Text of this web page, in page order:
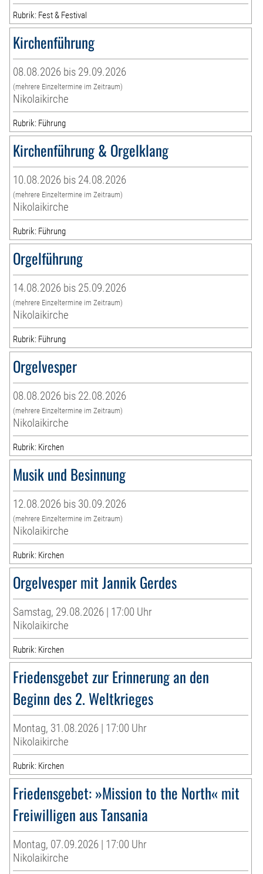
Rubrik: Fest & Festival
Kirchenführung
08.08.2026 bis 29.09.2026
(mehrere Einzeltermine im Zeitraum)
Nikolaikirche
Rubrik: Führung
Kirchenführung & Orgelklang
10.08.2026 bis 24.08.2026
(mehrere Einzeltermine im Zeitraum)
Nikolaikirche
Rubrik: Führung
Orgelführung
14.08.2026 bis 25.09.2026
(mehrere Einzeltermine im Zeitraum)
Nikolaikirche
Rubrik: Führung
Orgelvesper
08.08.2026 bis 22.08.2026
(mehrere Einzeltermine im Zeitraum)
Nikolaikirche
Rubrik: Kirchen
Musik und Besinnung
12.08.2026 bis 30.09.2026
(mehrere Einzeltermine im Zeitraum)
Nikolaikirche
Rubrik: Kirchen
Orgelvesper mit Jannik Gerdes
Samstag, 29.08.2026 | 17:00 Uhr
Nikolaikirche
Rubrik: Kirchen
Friedensgebet zur Erinnerung an den
Beginn des 2. Weltkrieges
Montag, 31.08.2026 | 17:00 Uhr
Nikolaikirche
Rubrik: Kirchen
Friedensgebet: »Mission to the North« mit
Freiwilligen aus Tansania
Montag, 07.09.2026 | 17:00 Uhr
Nikolaikirche